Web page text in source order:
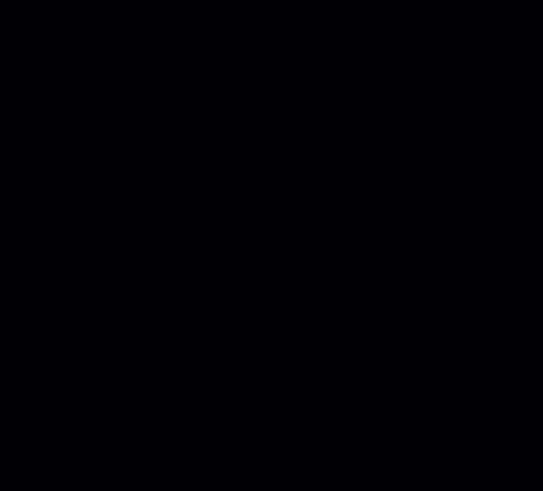
добу у 220+ країнах